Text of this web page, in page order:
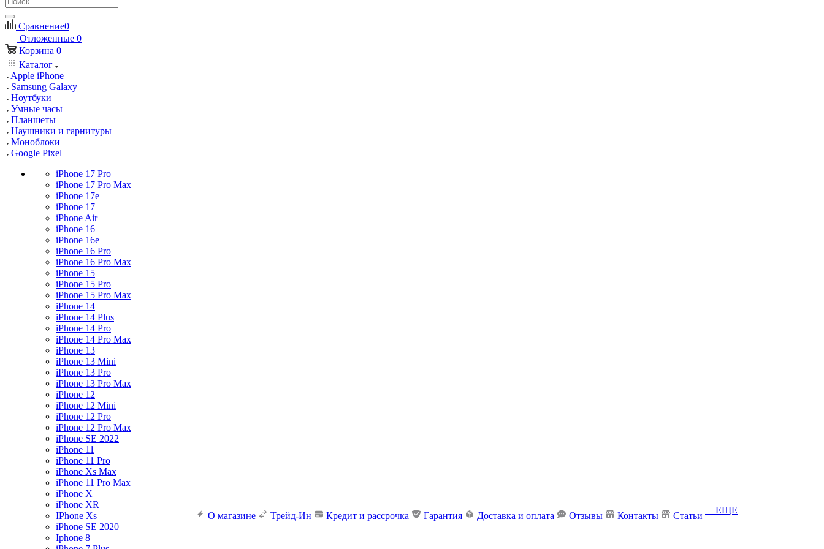
Сравнение0
Отложенные 0
Корзина 0
Каталог
Apple iPhone
Samsung Galaxy
Ноутбуки
Умные часы
Планшеты
Наушники и гарнитуры
Моноблоки
Google Pixel
iPhone 17 Pro
iPhone 17 Pro Max
iPhone 17e
iPhone 17
iPhone Air
iPhone 16
iPhone 16e
iPhone 16 Pro
iPhone 16 Pro Max
iPhone 15
iPhone 15 Pro
iPhone 15 Pro Max
iPhone 14
iPhone 14 Plus
iPhone 14 Pro
iPhone 14 Pro Max
iPhone 13
iPhone 13 Mini
iPhone 13 Pro
iPhone 13 Pro Max
iPhone 12
iPhone 12 Mini
iPhone 12 Pro
iPhone 12 Pro Max
iPhone SE 2022
iPhone 11
iPhone 11 Pro
iPhone Xs Max
iPhone 11 Pro Max
iPhone X
iPhone XR
IPhone Xs
iPhone SE 2020
Iphone 8
О магазине Трейд-Ин Кредит и рассрочка Гарантия Доставка и оплата Отзывы Контакты Статьи
+ ЕЩЕ